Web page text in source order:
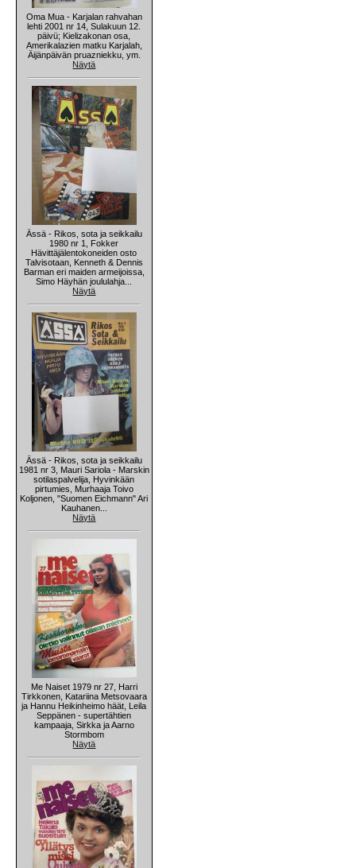
Oma Mua - Karjalan rahvahan
lehti 2001 nr 14, Sulakuun 12.
päivü; Kielizakonan osa,
Amerikalazien matku Karjalah,
Äijänpäivän pruazniekku, ym.
Näytä
Ässä - Rikos, sota ja seikkailu
1980 nr 1, Fokker
Hävittäjälentokoneiden osto
Talvisotaan, Kenneth & Dennis
Barman eri maiden armeijoissa,
Simo Häyhän joululahja...
Näytä
Ässä - Rikos, sota ja seikkailu
1981 nr 3, Mauri Sariola - Marskin
sotilaspalvelija, Hyvinkään
pirtumies, Murhaaja Toivo
Koljonen, "Suomen Eichmann" Ari
Kauhanen...
Näytä
Me Naiset 1979 nr 27, Harri
Tirkkonen, Katariina Metsovaara
ja Hannu Heikinheimo häät, Leila
Seppänen - supertähtien
kampaaja, Sirkka ja Aarno
Stormbom
Näytä